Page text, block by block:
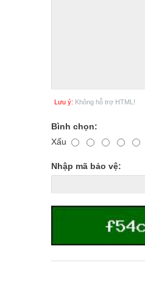
Lưu ý: Không hỗ trợ HTML!
Bình chọn:
Xấu
Nhập mã bảo vệ: